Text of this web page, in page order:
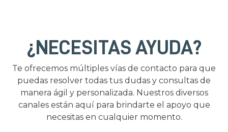
¿NECESITAS AYUDA?
Te ofrecemos múltiples vías de contacto para que
puedas resolver todas tus dudas y consultas de
manera ágil y personalizada. Nuestros diversos
canales están aquí para brindarte el apoyo que
necesitas en cualquier momento.